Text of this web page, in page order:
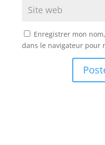
Enregistrer mon
dans le navigateur pour